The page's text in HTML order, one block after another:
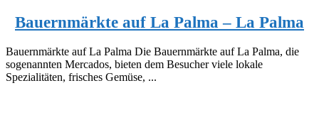
Bauernmärkte auf La Palma – La Palma
Bauernmärkte auf La Palma Die Bauernmärkte auf La Palma, die
sogenannten Mercados, bieten dem Besucher viele lokale
Spezialitäten, frisches Gemüse, ...